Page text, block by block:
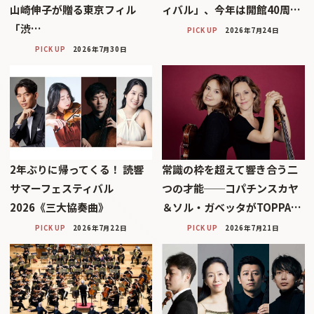
山崎伸子が贈る東京フィル
「渋…
PICK UP 2026年7月30日
ィバル」、今年は開館40周…
PICK UP 2026年7月24日
2年ぶりに帰ってくる！ 読響
サマーフェスティバル
2026《三大協奏曲》
PICK UP 2026年7月22日
常識の枠を超えて響き合う二
つの才能──コパチンスカヤ
＆ソル・ガベッタがTOPPA…
PICK UP 2026年7月21日